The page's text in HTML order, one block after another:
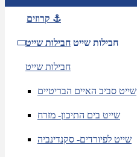
קרוזים ⚓
חבילות שייט חבילות שייט
חבילות שייט
שייט סביב האיים הבריטיים
שייט בים התיכון- מזרח
שייט לפיורדים- סקנדינביה